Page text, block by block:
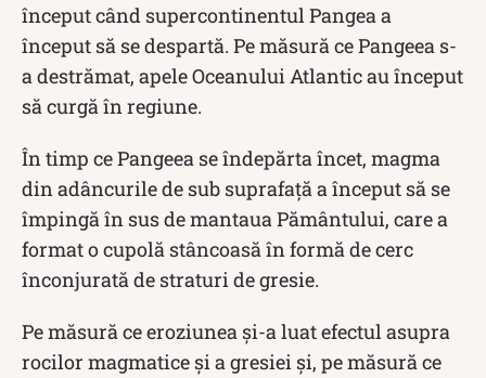
început când supercontinentul Pangea a
început să se despartă. Pe măsură ce Pangeea s-
a destrămat, apele Oceanului Atlantic au început
să curgă în regiune.
În timp ce Pangeea se îndepărta încet, magma
din adâncurile de sub suprafață a început să se
împingă în sus de mantaua Pământului, care a
format o cupolă stâncoasă în formă de cerc
înconjurată de straturi de gresie.
Pe măsură ce eroziunea și-a luat efectul asupra
rocilor magmatice și a gresiei și, pe măsură ce